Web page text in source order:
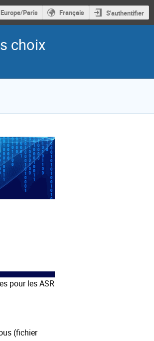
Europe/Paris Français S'authentifier
choix
pour les ASR
(fichier